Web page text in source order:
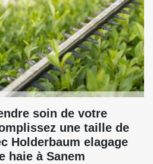
soin de votre
une taille de
Holderbaum elagage
haie à Sanem